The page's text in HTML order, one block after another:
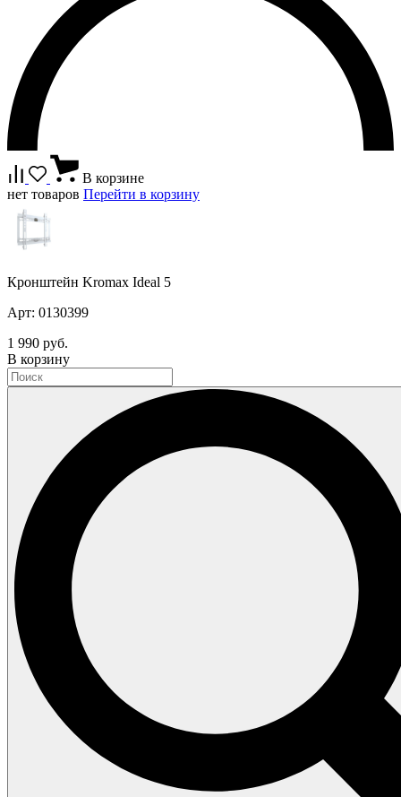
В корзине
нет товаров Перейти в корзину
Кронштейн Kromax Ideal 5
Арт: 0130399
1 990 руб.
В корзину